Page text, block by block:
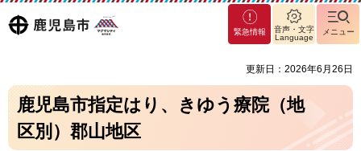
鹿児島
マグ
マシ
島市
緊急情報
音声・文字
Language
メニュー
更新日：2026年6月26日
鹿児島市指定はり、きゆう療院（地
区別）郡山地区